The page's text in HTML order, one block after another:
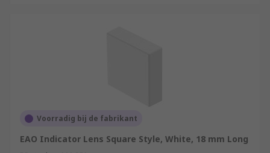
Voorradig bij de fabrikant
EAO Indicator Lens Square Style, White, 18 mm Long